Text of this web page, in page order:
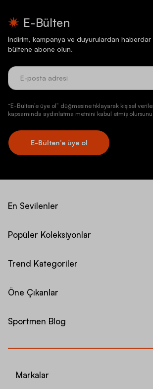
E-Bülten
İndirim, kampanya ve duyurulardan
bültene abone olun.
“E-Bülten’e üye ol” düğmesine tıklayarak kişisel
kapsamında aydınlatma metnini kabul etmiş
E-Bülten’e üye ol
En Sevilenler
Popüler Koleksiyonlar
Trend Kategoriler
Öne Çıkanlar
Sportmen Blog
Markalar